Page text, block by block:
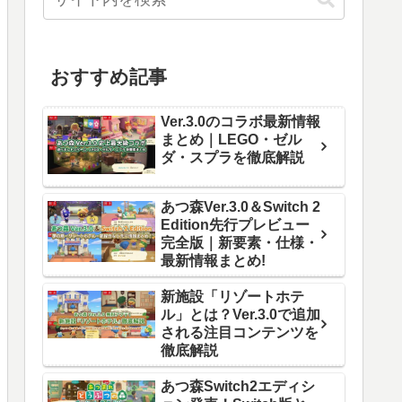
おすすめ記事
Ver.3.0のコラボ最新情報
まとめ｜LEGO・ゼル
ダ・スプラを徹底解説
あつ森Ver.3.0＆Switch 2
Edition先行プレビュー
完全版｜新要素・仕様・
最新情報まとめ!
新施設「リゾートホテ
ル」とは？Ver.3.0で追加
される注目コンテンツを
徹底解説
あつ森Switch2エディシ